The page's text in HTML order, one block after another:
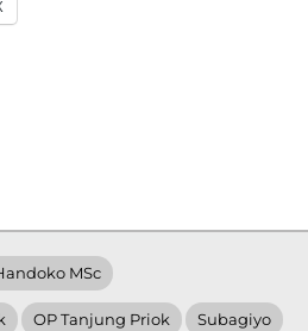
MSc
OP Tanjung Priok Subagiyo